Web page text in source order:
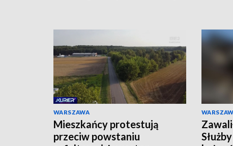
WARSZAWA
Mieszkańcy protestują
przeciw powstaniu